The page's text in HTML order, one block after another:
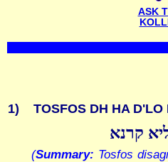
ASK
1) TOSFOS DH HA D'LO
קרנא
(Summary: Tosfos